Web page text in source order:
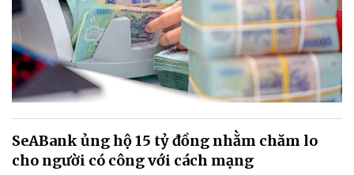
SeABank ủng hộ 15 tỷ đồng nhằm chăm lo
cho người có công với cách mạng